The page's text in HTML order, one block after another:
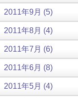
2011年9月 (5)
2011年8月 (4)
2011年7月 (6)
2011年6月 (8)
2011年5月 (4)